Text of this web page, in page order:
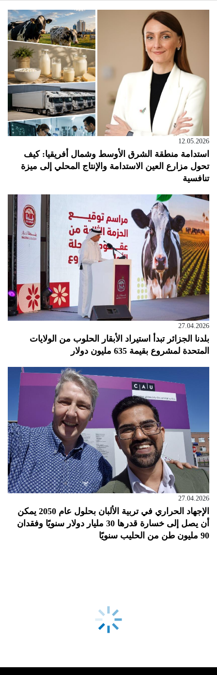
12.05.2026
استدامة منطقة الشرق الأوسط وشمال أفريقيا: كيف
تحول مزارع العين الاستدامة والإنتاج المحلي إلى ميزة
تنافسية
27.04.2026
بلدنا الجزائر تبدأ استيراد الأبقار الحلوب من الولايات
المتحدة لمشروع بقيمة 635 مليون دولار
27.04.2026
الإجهاد الحراري في تربية الألبان بحلول عام 2050 يمكن
أن يصل إلى خسارة قدرها 30 مليار دولار سنويًا وفقدان
90 مليون طن من الحليب سنويًا